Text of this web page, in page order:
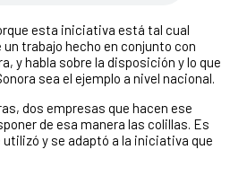
esta iniciativa está tal cual
trabajo hecho en conjunto con
y habla sobre la disposición y lo que
sea el ejemplo a nivel nacional.
dos empresas que hacen ese
de esa manera las colillas. Es
y se adaptó a la iniciativa que